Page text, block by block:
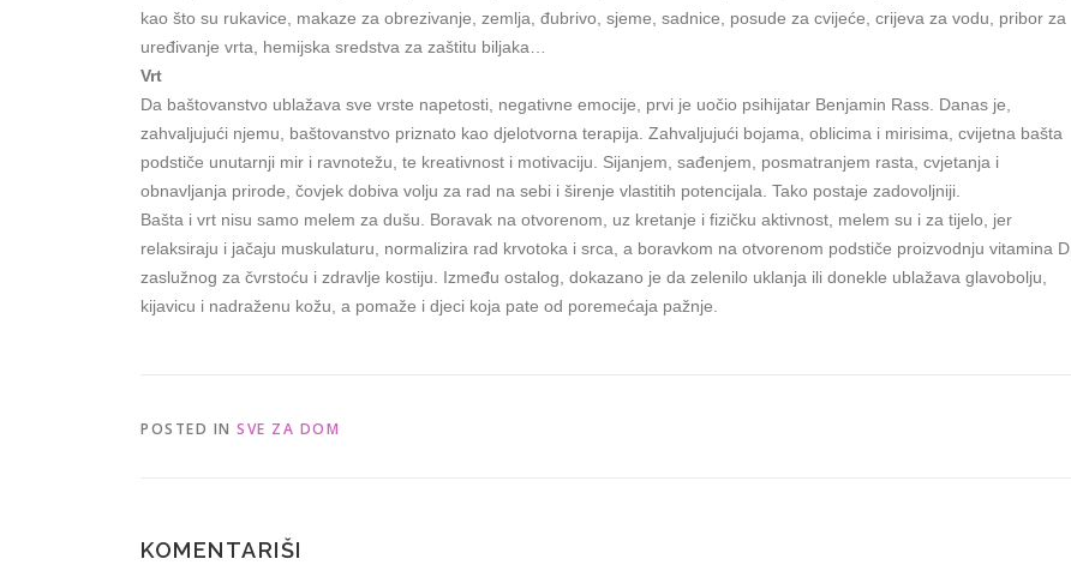
kao što su rukavice, makaze za obrezivanje, zemlja, đubrivo, sjeme, sadnice, posude za cvijeće, crijeva za vodu, pribor za
uređivanje vrta, hemijska sredstva za zaštitu biljaka…
Vrt
Da baštovanstvo ublažava sve vrste napetosti, negativne emocije, prvi je uočio psihijatar Benjamin Rass. Danas je,
zahvaljujući njemu, baštovanstvo priznato kao djelotvorna terapija. Zahvaljujući bojama, oblicima i mirisima, cvijetna bašta
podstiče unutarnji mir i ravnotežu, te kreativnost i motivaciju. Sijanjem, sađenjem, posmatranjem rasta, cvjetanja i
obnavljanja prirode, čovjek dobiva volju za rad na sebi i širenje vlastitih potencijala. Tako postaje zadovoljniji.
Bašta i vrt nisu samo melem za dušu. Boravak na otvorenom, uz kretanje i fizičku aktivnost, melem su i za tijelo, jer
relaksiraju i jačaju muskulaturu, normalizira rad krvotoka i srca, a boravkom na otvorenom podstiče proizvodnju vitamina D,
zaslužnog za čvrstoću i zdravlje kostiju. Između ostalog, dokazano je da zelenilo uklanja ili donekle ublažava glavobolju,
kijavicu i nadraženu kožu, a pomaže i djeci koja pate od poremećaja pažnje.
POSTED IN SVE ZA DOM
KOMENTARIŠI